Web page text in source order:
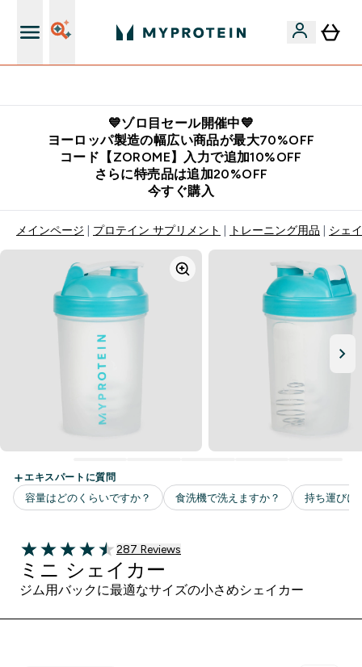
💙ゾロ目セール開催中💙
ヨーロッパ製造の幅広い商品が最大70%OFF
コード【ZOROME】入力で追加10%OFF
さらに特売品は追加20%OFF
今すぐ購入
メインページ プロテイン サプリメント トレーニング用品 シェ
4.48 out of 5 stars
287 ＋件の口コミ
287 Reviews
ミニ シェイカー
ジム用バックに最適なサイズの小さめシェイカー